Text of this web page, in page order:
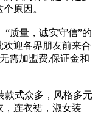
原因。
“质量，诚实守信”的
迎各界朋友前来合
需加盟费,保证金和
款式众多，风格多元
连衣裙，淑女装